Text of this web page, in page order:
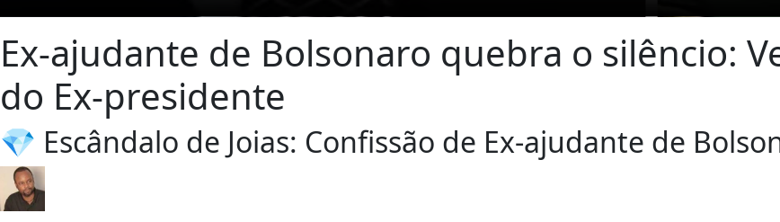
Ex-ajudante de Bolsonaro quebra o silêncio:
do Ex-presidente
💎 Escândalo de Joias: Confissão de Ex-ajudante de